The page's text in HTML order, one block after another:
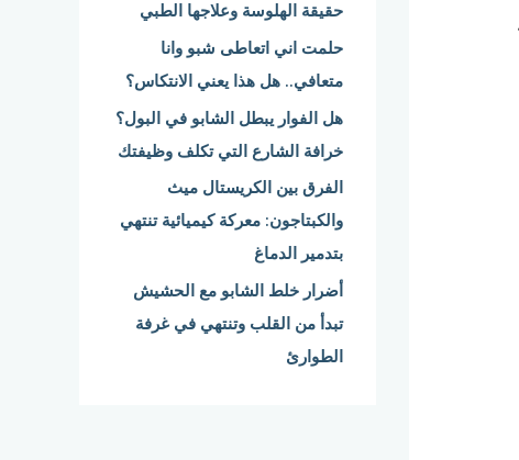
:
حقيقة الهلوسة وعلاجها الطبي
حلمت اني اتعاطى شبو وانا
متعافي.. هل هذا يعني الانتكاس؟
هل الفوار يبطل الشابو في البول؟
خرافة الشارع التي تكلف وظيفتك
الفرق بين الكريستال ميث
والكبتاجون: معركة كيميائية تنتهي
بتدمير الدماغ
أضرار خلط الشابو مع الحشيش
تبدأ من القلب وتنتهي في غرفة
الطوارئ